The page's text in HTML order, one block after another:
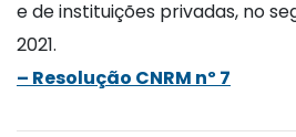
e de instituições privadas, no
2021.
– Resolução CNRM nº 7